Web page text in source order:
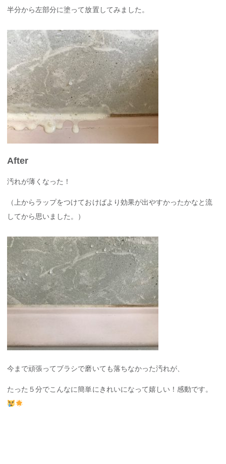
半分から左部分に塗って放置してみました。
After
汚れが薄くなった！
（上からラップをつけておけばより効果が出やすかったかなと流
してから思いました。）
今まで頑張ってブラシで磨いても落ちなかった汚れが、
たった５分でこんなに簡単にきれいになって嬉しい！感動です。